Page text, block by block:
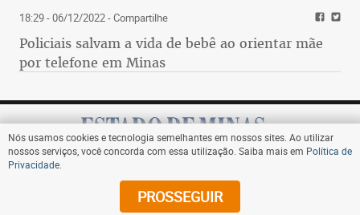
18:29 - 06/12/2022- Compartilhe
Policiais salvam a vida de bebê ao orientar mãe
por telefone em Minas
Assine
Nós usamos cookies e tecnologia semelhantes em nossos sites. Ao utilizar
nossos serviços, você concorda com essa utilização. Saiba mais em Política de
Privacidade
PROSSEGUIR